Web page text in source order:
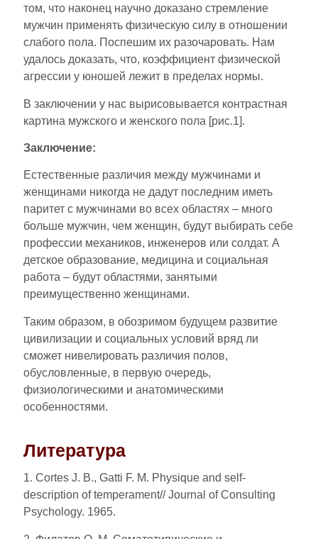
том, что наконец научно доказано стремление
мужчин применять физическую силу в отношении
слабого пола. Поспешим их разочаровать. Нам
удалось доказать, что, коэффициент физической
агрессии у юношей лежит в пределах нормы.
В заключении у нас вырисовывается контрастная
картина мужского и женского пола [рис.1].
Заключение:
Естественные различия между мужчинами и
женщинами никогда не дадут последним иметь
паритет с мужчинами во всех областях – много
больше мужчин, чем женщин, будут выбирать себе
профессии механиков, инженеров или солдат. А
детское образование, медицина и социальная
работа – будут областями, занятыми
преимущественно женщинами.
Таким образом, в обозримом будущем развитие
цивилизации и социальных условий вряд ли
сможет нивелировать различия полов,
обусловленные, в первую очередь,
физиологическими и анатомическими
особенностями.
Литература
1. Cortes J. B., Gatti F. M. Physique and self-
description of temperament// Journal of Consulting
Psychology. 1965.